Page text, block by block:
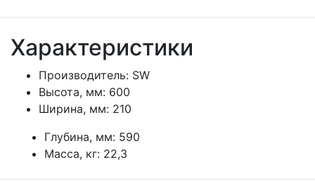
Характеристики
Производитель: SW
Высота, мм: 600
Ширина, мм: 210
Глубина, мм: 590
Масса, кг: 22,3